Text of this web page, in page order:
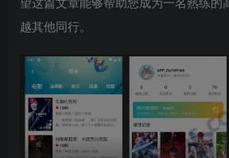
越其他同行。